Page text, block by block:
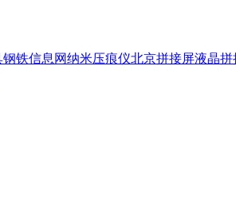
钢铁信息网纳米压痕仪北京拼接屏液晶拼